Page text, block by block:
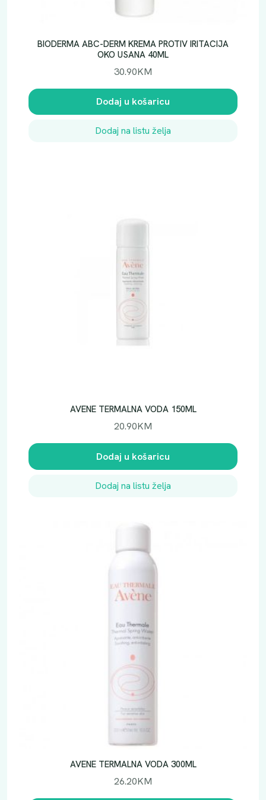
BIODERMA ABC-DERM KREMA PROTIV IRITACIJA
OKO USANA 40ML
30.90KM
Dodaj u košaricu
Dodaj na listu želja
AVENE TERMALNA VODA 150ML
20.90KM
Dodaj u košaricu
Dodaj na listu želja
AVENE TERMALNA VODA 300ML
26.20KM